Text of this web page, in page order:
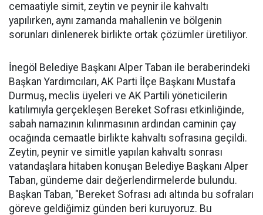
cemaatiyle simit, zeytin ve peynir ile kahvaltı
yapılırken, aynı zamanda mahallenin ve bölgenin
sorunları dinlenerek birlikte ortak çözümler üretiliyor.
İnegöl Belediye Başkanı Alper Taban ile beraberindeki
Başkan Yardımcıları, AK Parti İlçe Başkanı Mustafa
Durmuş, meclis üyeleri ve AK Partili yöneticilerin
katılımıyla gerçekleşen Bereket Sofrası etkinliğinde,
sabah namazının kılınmasının ardından caminin çay
ocağında cemaatle birlikte kahvaltı sofrasına geçildi.
Zeytin, peynir ve simitle yapılan kahvaltı sonrası
vatandaşlara hitaben konuşan Belediye Başkanı Alper
Taban, gündeme dair değerlendirmelerde bulundu.
Başkan Taban, "Bereket Sofrası adı altında bu sofraları
göreve geldiğimiz günden beri kuruyoruz. Bu